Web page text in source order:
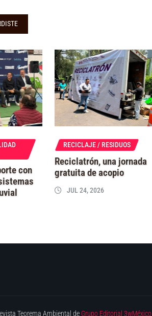
con
RECICLAJE / RESIDUOS
Reciclatrón, una jornada
gratuita de acopio
JUL 24, 2026
Teorema Ambiental de Grupo Editorial 3wMéxico